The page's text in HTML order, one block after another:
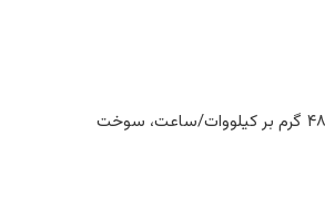
قبل از استفاده از دستگاه باید، مخزن بنزین را با ترکیبی ۴۰ به ۱ از بنزین بدون سرب و روغن دو زمانه پر کنید. به هنگام کار با حداکثر سرعت و قدرت، اره چیزی معادل ۴۸۰ گرم بر کیلووات/ساعت، سوخت